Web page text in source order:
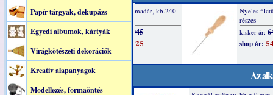
Papír tárgyak, dekupázs
Egyedi albumok, kártyák
Virágkötészeti dekorációk
Kreatív alapanyagok
Modellezés, formaöntés
Az